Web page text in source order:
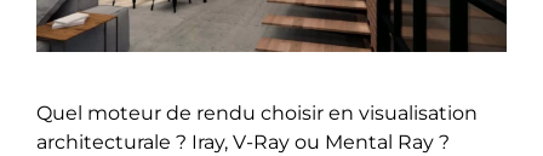
Quel moteur de rendu choisir en visualisation
architecturale ? Iray, V-Ray ou Mental Ray ?